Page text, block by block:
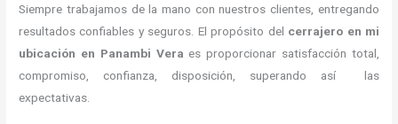
Siempre trabajamos de la mano con nuestros clientes, entregando
resultados confiables y seguros. El propósito del cerrajero en mi
ubicación en Panambi Vera es proporcionar satisfacción total,
compromiso, confianza, disposición, superando así las
expectativas.